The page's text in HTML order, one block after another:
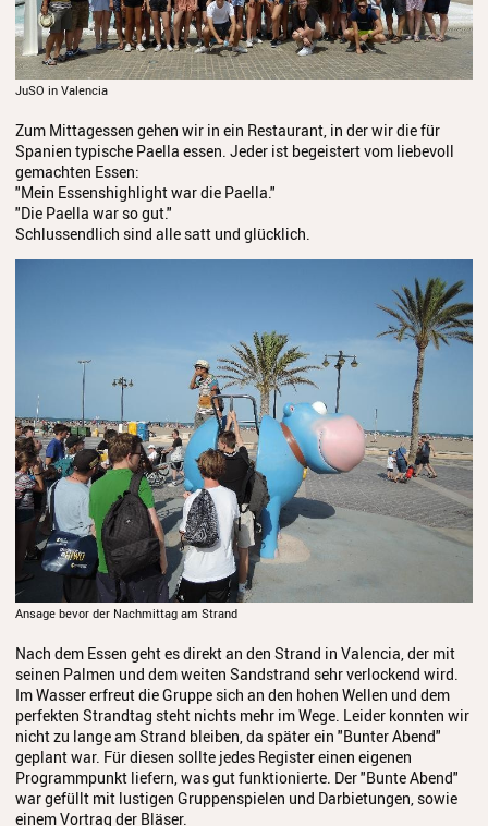
JuSO in Valencia
Zum Mittagessen gehen wir in ein Restaurant, in der wir die für
Spanien typische Paella essen. Jeder ist begeistert vom liebevoll
gemachten Essen:
"Mein Essenshighlight war die Paella."
"Die Paella war so gut."
Schlussendlich sind alle satt und glücklich.
Ansage bevor der Nachmittag am Strand
Nach dem Essen geht es direkt an den Strand in Valencia, der mit
seinen Palmen und dem weiten Sandstrand sehr verlockend wird.
Im Wasser erfreut die Gruppe sich an den hohen Wellen und dem
perfekten Strandtag steht nichts mehr im Wege. Leider konnten wir
nicht zu lange am Strand bleiben, da später ein "Bunter Abend"
geplant war. Für diesen sollte jedes Register einen eigenen
Programmpunkt liefern, was gut funktionierte. Der "Bunte Abend"
war gefüllt mit lustigen Gruppenspielen und Darbietungen, sowie
einem Vortrag der Bläser.